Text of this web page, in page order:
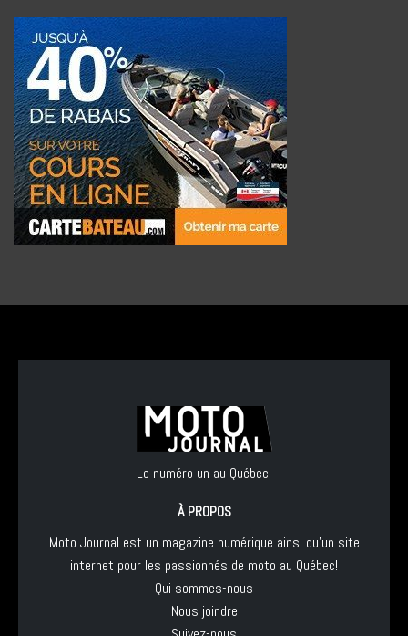
Le numéro un au Québec!
À PROPOS
Moto Journal est un magazine numérique ainsi qu'un site
internet pour les passionnés de moto au Québec!
Qui sommes-nous
Nous joindre